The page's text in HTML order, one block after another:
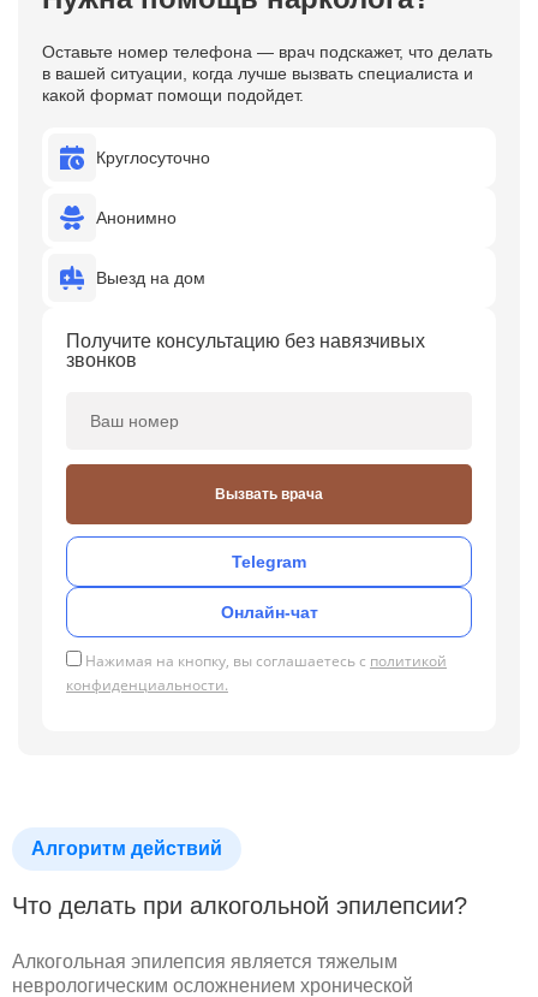
Оставьте номер телефона — врач подскажет, что делать
в вашей ситуации, когда лучше вызвать специалиста и
какой формат помощи подойдет.
Круглосуточно
Анонимно
Выезд на дом
Получите консультацию без навязчивых
звонков
Вызвать врача
Telegram
Онлайн-чат
Нажимая на кнопку, вы соглашаетесь с политикой
конфиденциальности.
Алгоритм действий
Что делать при алкогольной эпилепсии?
Алкогольная эпилепсия является тяжелым
неврологическим осложнением хронической